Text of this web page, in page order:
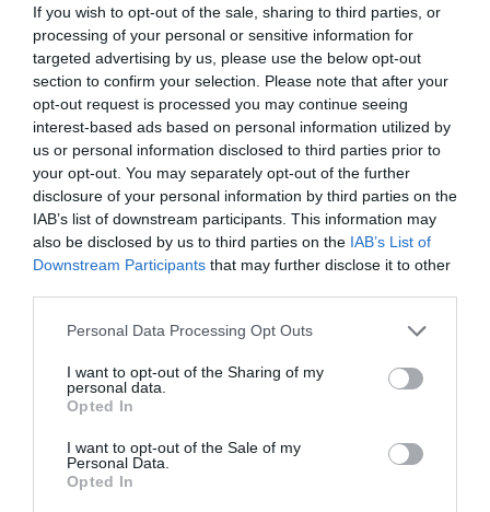
If you wish to opt-out of the sale, sharing to third parties, or
processing of your personal or sensitive information for
targeted advertising by us, please use the below opt-out
section to confirm your selection. Please note that after your
opt-out request is processed you may continue seeing
interest-based ads based on personal information utilized by
us or personal information disclosed to third parties prior to
your opt-out. You may separately opt-out of the further
disclosure of your personal information by third parties on the
IAB’s list of downstream participants. This information may
also be disclosed by us to third parties on the IAB’s List of
Downstream Participants that may further disclose it to other
Personal Data Processing Opt Outs
I want to opt-out of the Sharing of my
personal data.
Opted In
I want to opt-out of the Sale of my
Personal Data.
Opted In
funkar för just dig men då har du iallafall
testat.
Håll dig uppdaterad när det kommer till E-
handelstrender för man kan aldrig veta för
mycket. Att sälja en produkt kan nästan alla
göra men att lyckas bygga ett välkänt
varumärke och nöjda kunder är det svåra
jobbet. Fokusera på företagets mål och
USPar och lägg din tid och engagemang
kring det.
Sist men inte minst våga jobba agilt, bara
för att man en gång har tagit ett beslut
betyder inte att man inte kan ändra det
under resans gång.